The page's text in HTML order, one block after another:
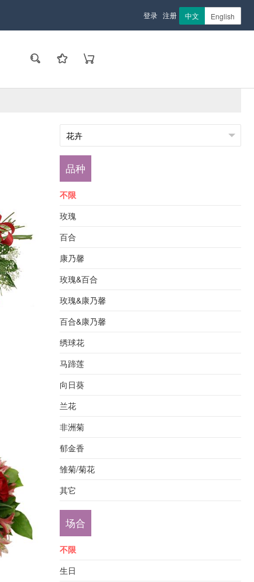
登录 注册 中文 English
品种
不限
玫瑰
百合
康乃馨
玫瑰&百合
玫瑰&康乃馨
百合&康乃馨
绣球花
马蹄莲
向日葵
兰花
非洲菊
郁金香
雏菊/菊花
其它
场合
不限
生日